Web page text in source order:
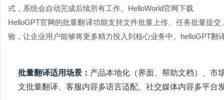
式，系统会自动完成后续所有工作。
HelloWorld官网下载
HelloGPT官网 的批量翻译功能支持文件批量上传、任务批量提
验，让企业用户能够将更多精力投入到核心业务中。
helloGPT翻
批量翻译适用场景： 产品本地化（界面、帮助文档）、市
文批量翻译、客服内容多语言适配、社交媒体内容多平台